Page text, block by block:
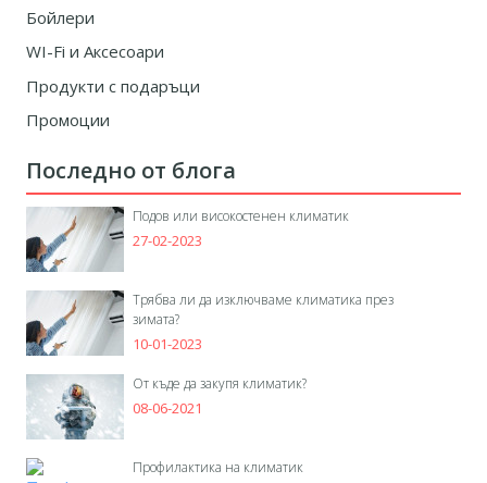
Бойлери
WI-Fi и Аксесоари
Продукти с подаръци
Промоции
Последно от блога
Подов или високостенен климатик
27-02-2023
Трябва ли да изключваме климатика през
зимата?
10-01-2023
От къде да закупя климатик?
08-06-2021
Профилактика на климатик